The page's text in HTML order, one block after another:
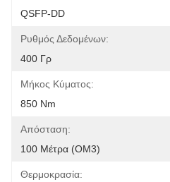
QSFP-DD
Ρυθμός Δεδομένων:
400 Γρ
Μήκος Κύματος:
850 Nm
Απόσταση:
100 Μέτρα (OM3)
Θερμοκρασία: